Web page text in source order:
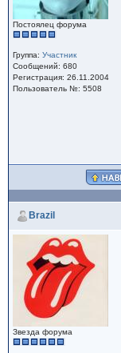
Постоялец форума
Группа: Участник
Сообщений: 680
Регистрация: 26.11.2004
Пользователь №: 5508
Brazil
Звезда форума